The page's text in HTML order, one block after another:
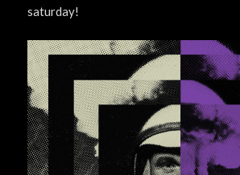
saturday!